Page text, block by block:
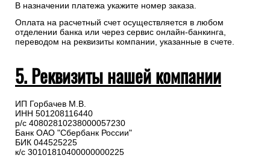
В назначении платежа укажите номер заказа.
Оплата на расчетный счет осуществляется в любом
отделении банка или через сервис онлайн-банкинга,
переводом на реквизиты компании, указанные в счете.
5. Реквизиты нашей компании
ИП Горбачев М.В.
ИНН 501208116440
р/с 40802810238000057230
Банк ОАО "Сбербанк России"
БИК 044525225
к/с 30101810400000000225